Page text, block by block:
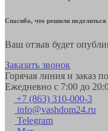
Спасибо, что решили
Ваш отзыв будет
Заказать звонок
Горячая линия и заказ
Ежедневно с 7:00 до
+7 (863) 310-000-3
info@vashdom24.ru
Telegram